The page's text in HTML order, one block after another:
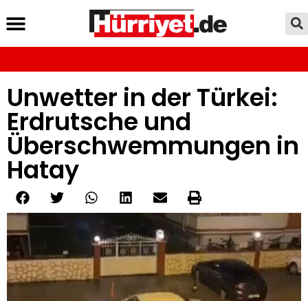
Unwetter in der Türkei:
Erdrutsche und
Überschwemmungen in
Hatay